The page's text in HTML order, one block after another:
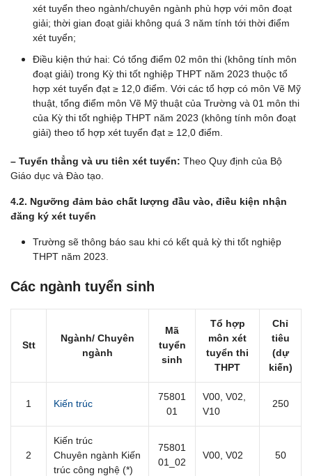
xét tuyển theo ngành/chuyên ngành phù hợp với môn đoạt
giải; thời gian đoạt giải không quá 3 năm tính tới thời điểm
xét tuyển;
Điều kiện thứ hai: Có tổng điểm 02 môn thi (không tính môn
đoạt giải) trong Kỳ thi tốt nghiệp THPT năm 2023 thuộc tổ
hợp xét tuyển đạt ≥ 12,0 điểm. Với các tổ hợp có môn Vẽ Mỹ
thuật, tổng điểm môn Vẽ Mỹ thuật của Trường và 01 môn thi
của Kỳ thi tốt nghiệp THPT năm 2023 (không tính môn đoạt
giải) theo tổ hợp xét tuyển đạt ≥ 12,0 điểm.
– Tuyển thẳng và ưu tiên xét tuyển: Theo Quy định của Bộ
Giáo dục và Đào tạo.
4.2. Ngưỡng đảm bảo chất lượng đầu vào, điều kiện nhận
đăng ký xét tuyển
Trường sẽ thông báo sau khi có kết quả kỳ thi tốt nghiệp
THPT năm 2023.
Các ngành tuyển sinh
Stt
Ngành/ Chuyên
ngành
Mã
tuyển
sinh
Tổ hợp
môn xét
tuyển thi
THPT
Chỉ
tiêu
(dự
kiến)
1 Kiến trúc
75801
01
V00, V02,
V10
250
2
Kiến trúc
Chuyên ngành Kiến
trúc công nghệ (*)
75801
01_02
V00, V02 50